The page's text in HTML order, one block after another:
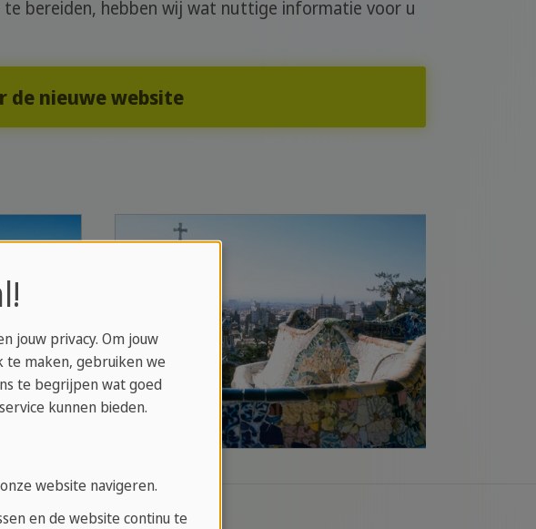
te bereiden, hebben wij wat nuttige informatie voor u
de nieuwe website
jouw privacy. Om jouw
maken, gebruiken we
te begrijpen wat goed
kunnen bieden.
website navigeren.
en de website continu te